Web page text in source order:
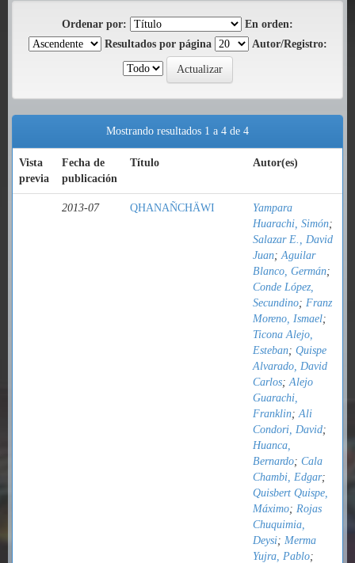
Ordenar por:
En orden:
Resultados por página
Autor/Registro:
Mostrando resultados 1 a 4 de 4
Vista
previa
Fecha de
publicación
Título Autor(es)
2013-07 QHANAÑCHÄWI
Yampara
Huarachi, Simón;
Salazar E., David
Juan;Aguilar
Blanco, Germán;
Conde López,
Secundino; Franz
Moreno, Ismael;
Ticona Alejo,
Esteban; Quispe
Alvarado, David
Carlos;Alejo
Guarachi,
Franklin;Ali
Condori, David;
Huanca,
Bernardo; Cala
Chambi, Edgar;
Quisbert Quispe,
Máximo; Rojas
Chuquimia,
Deysi; Merma
Yujra, Pablo;